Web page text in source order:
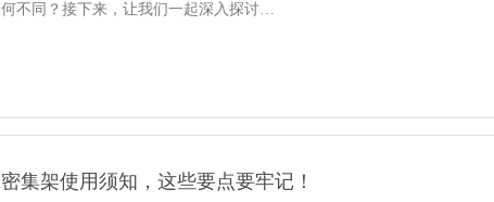
何不同？接下来，让我们一起深入探讨…
密集架使用须知，这些要点要牢记！